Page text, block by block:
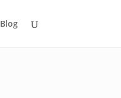
Blog